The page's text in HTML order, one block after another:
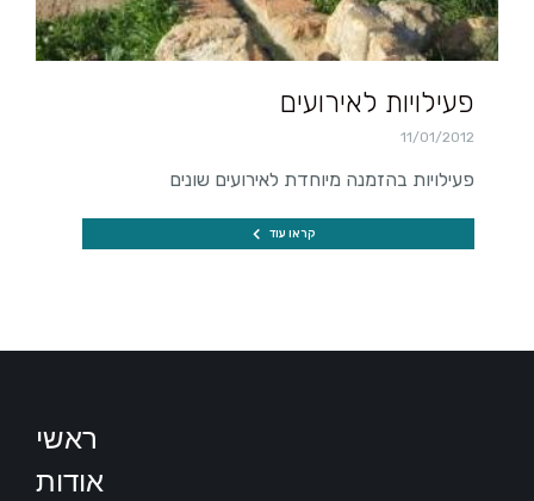
פעילויות לאירועים
11/01/2012
פעילויות בהזמנה מיוחדת לאירועים שונים
קראו עוד
ראשי
אודות